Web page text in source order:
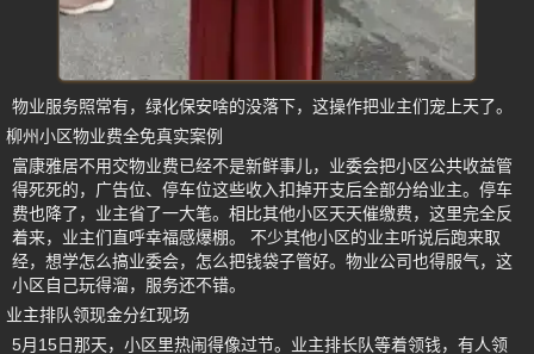
物业服务照常有，绿化保安啥的没落下，这操作把业主们宠上天了。
柳州小区物业费全免真实案例
富康雅居不用交物业费已经不是新鲜事儿，业委会把小区公共收益管
得死死的，广告位、停车位这些收入扣掉开支后全部分给业主。停车
费也降了，业主省了一大笔。相比其他小区天天催缴费，这里完全反
着来，业主们直呼幸福感爆棚。 不少其他小区的业主听说后跑来取
经，想学怎么搞业委会，怎么把钱袋子管好。物业公司也得服气，这
小区自己玩得溜，服务还不错。
业主排队领现金分红现场
5月15日那天，小区里热闹得像过节。业主排长队等着领钱，有人领